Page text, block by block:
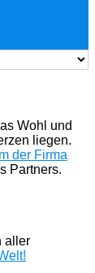
Wohl und
liegen.
der Firma
Partners.
aller